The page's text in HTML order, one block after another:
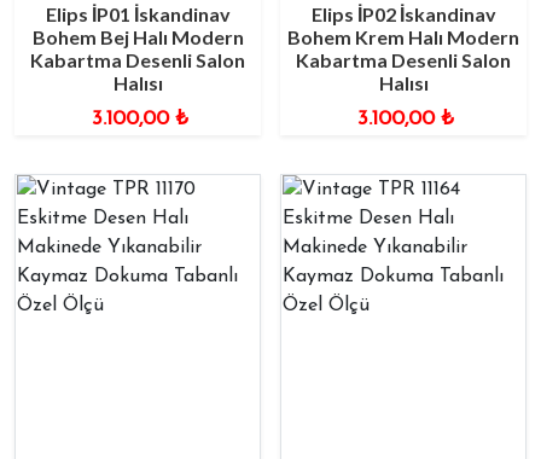
Elips İP01 İskandinav
Bohem Bej Halı Modern
Kabartma Desenli Salon
Halısı
3.100,00 ₺
Elips İP02 İskandinav
Bohem Krem Halı Modern
Kabartma Desenli Salon
Halısı
3.100,00 ₺